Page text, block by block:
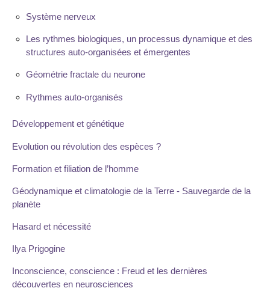
Système nerveux
Les rythmes biologiques, un processus dynamique et des
structures auto-organisées et émergentes
Géométrie fractale du neurone
Rythmes auto-organisés
Développement et génétique
Evolution ou révolution des espèces ?
Formation et filiation de l’homme
Géodynamique et climatologie de la Terre - Sauvegarde de la
planète
Hasard et nécessité
Ilya Prigogine
Inconscience, conscience : Freud et les dernières
découvertes en neurosciences